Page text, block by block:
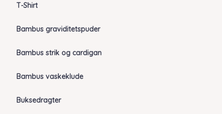
T-Shirt
Bambus graviditetspuder
Bambus strik og cardigan
Bambus vaskeklude
Buksedragter